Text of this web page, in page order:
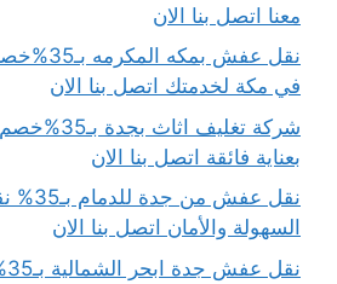
معنا اتصل بنا الان
نقل عفش
في مكة لخدمتك اتصل بنا الان
شركة تغليف
بعناية فائقة اتصل بنا الان
نقل
السهولة والأمان اتصل بنا الان